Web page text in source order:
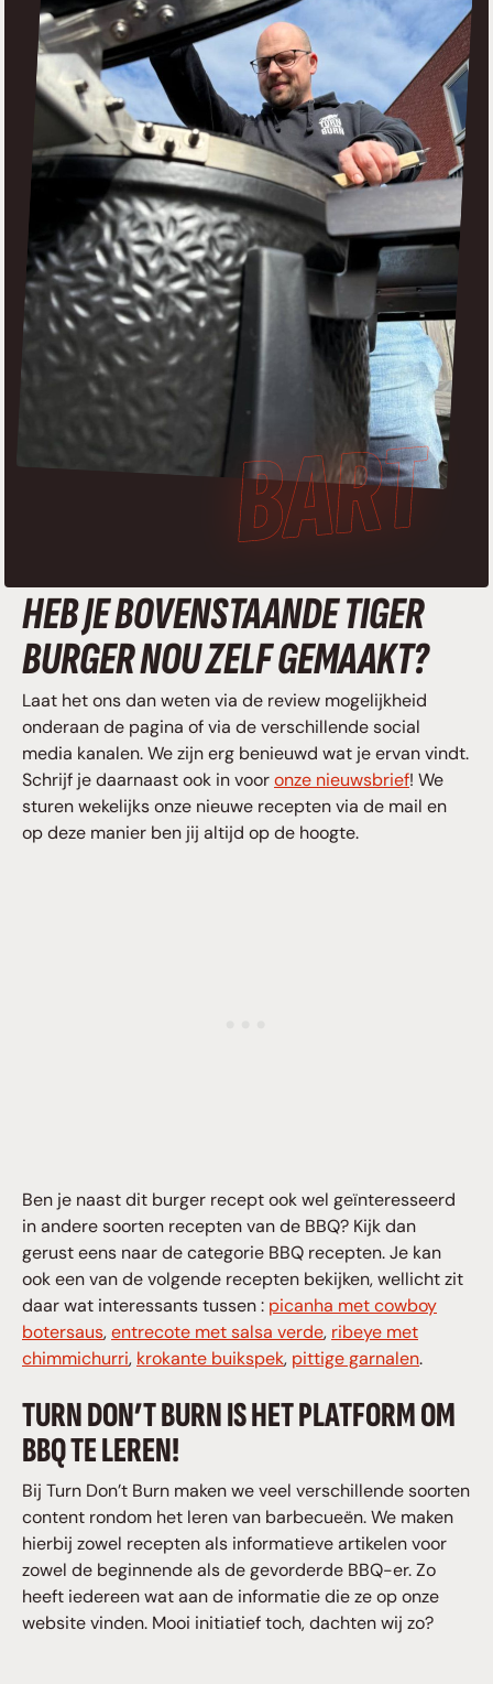
HEB JE BOVENSTAANDE TIGER
BURGER NOU ZELF GEMAAKT?
Laat het ons dan weten via de review mogelijkheid
onderaan de pagina of via de verschillende social
media kanalen. We zijn erg benieuwd wat je ervan vindt.
Schrijf je daarnaast ook in vooronze nieuwsbrief! We
sturen wekelijks onze nieuwe recepten via de mail en
op deze manier ben jij altijd op de hoogte.
Ben je naast dit burger recept ook wel geïnteresseerd
in andere soorten recepten van de BBQ? Kijk dan
gerust eens naar de categorie BBQ recepten. Je kan
ook een van de volgende recepten bekijken, wellicht zit
daar wat interessants tussen : picanha met cowboy
botersaus,entrecote met salsa verde, ribeye met
chimmichurri, krokante buikspek, pittige garnalen.
TURN DON’T BURN IS HET PLATFORM OM
BBQ TE LEREN!
Bij Turn Don’t Burn maken we veel verschillende soorten
content rondom het leren van barbecueën. We maken
hierbij zowel recepten als informatieve artikelen voor
zowel de beginnende als de gevorderde BBQ-er. Zo
heeft iedereen wat aan de informatie die ze op onze
website vinden. Mooi initiatief toch, dachten wij zo?